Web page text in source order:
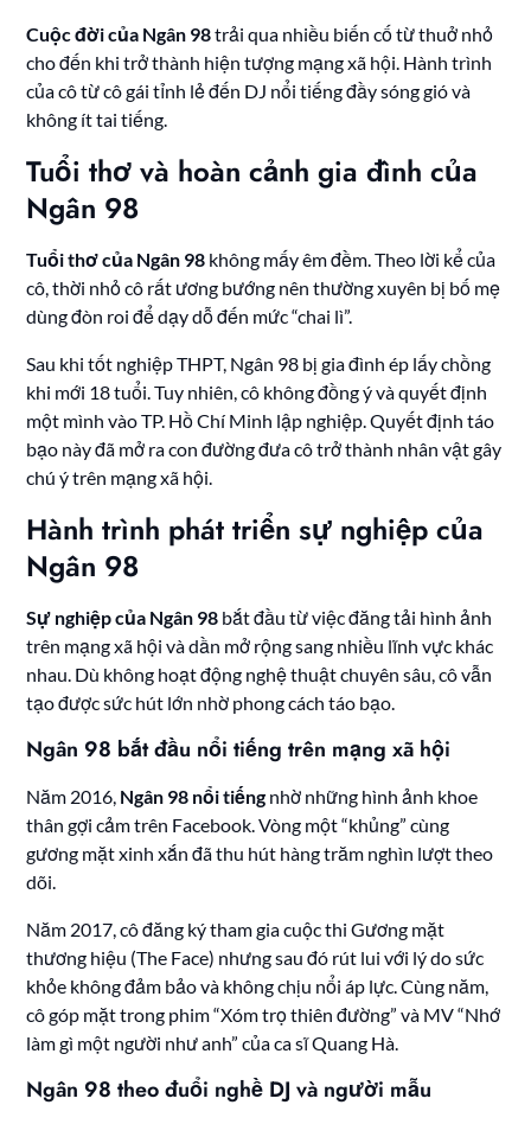
Cuộc đời của Ngân 98trải qua nhiều biến cố từ thuở nhỏ
cho đến khi trở thành hiện tượng mạng xã hội. Hành trình
của cô từ cô gái tỉnh lẻ đến DJ nổi tiếng đầy sóng gió và
không ít tai tiếng.
Tuổi thơ và hoàn cảnh gia đình của
Ngân 98
Tuổi thơ của Ngân 98 không mấy êm đềm. Theo lời kể của
cô, thời nhỏ cô rất ương bướng nên thường xuyên bị bố mẹ
dùng đòn roi để dạy dỗ đến mức “chai lì”.
Sau khi tốt nghiệp THPT, Ngân 98 bị gia đình ép lấy chồng
khi mới 18 tuổi. Tuy nhiên, cô không đồng ý và quyết định
một mình vào TP. Hồ Chí Minh lập nghiệp. Quyết định táo
bạo này đã mở ra con đường đưa cô trở thành nhân vật gây
chú ý trên mạng xã hội.
Hành trình phát triển sự nghiệp của
Ngân 98
Sự nghiệp của Ngân 98 bắt đầu từ việc đăng tải hình ảnh
trên mạng xã hội và dần mở rộng sang nhiều lĩnh vực khác
nhau. Dù không hoạt động nghệ thuật chuyên sâu, cô vẫn
tạo được sức hút lớn nhờ phong cách táo bạo.
Ngân 98 bắt đầu nổi tiếng trên mạng xã hội
Năm 2016, Ngân 98 nổi tiếng nhờ những hình ảnh khoe
thân gợi cảm trên Facebook. Vòng một “khủng” cùng
gương mặt xinh xắn đã thu hút hàng trăm nghìn lượt theo
dõi.
Năm 2017, cô đăng ký tham gia cuộc thi Gương mặt
thương hiệu (The Face) nhưng sau đó rút lui với lý do sức
khỏe không đảm bảo và không chịu nổi áp lực. Cùng năm,
cô góp mặt trong phim “Xóm trọ thiên đường” và MV “Nhớ
làm gì một người như anh” của ca sĩ Quang Hà.
Ngân 98 theo đuổi nghề DJ và người mẫu